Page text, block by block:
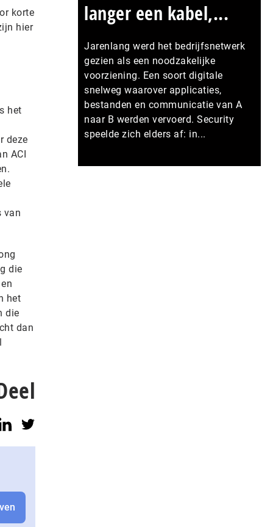
korte
hier
het
deze
ACI
van
die
het
die
dan
langer een kabel,...
Jarenlang werd het bedrijfsnetwerk
gezien als een noodzakelijke
voorziening. Een soort digitale
snelweg waarover applicaties,
bestanden en communicatie van A
naar B werden vervoerd. Security
speelde zich elders af: in...